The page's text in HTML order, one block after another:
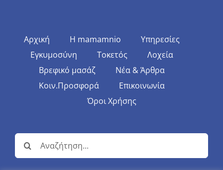
Αρχική Η mamamnio
Υπηρεσίες
Εγκυμοσύνη
Τοκετός
Λοχεία
Βρεφικό μασάζ
Νέα & Άρθρα
Κοιν.Προσφορά
Επικοινωνία
Όροι Χρήσης
Αναζήτηση
για: